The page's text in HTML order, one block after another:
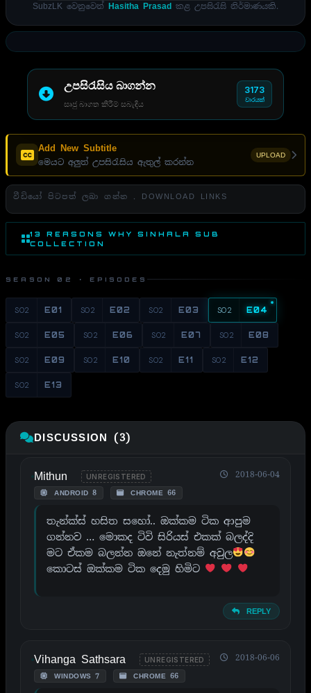
SubzLK වෙනුවෙන් Hasitha Prasad කළ උපසිරැසි නිර්මාණයකි.
උපසිරැසිය බාගන්න
සෘජු බාගත කිරීම් සබැඳිය
3173
වාරයක්
Add New Subtitle
මෙයට අලුත් උපසිරැසිය ඇතුල් කරන්න
UPLOAD
වීඩියෝ පිටපත් ලබා ගන්න . DOWNLOAD LINKS
13 REASONS WHY SINHALA SUB
COLLECTION
SEASON 02 · EPISODES
S02 E01 S02 E02 S02 E03 S02 E04
S02 E05 S02 E06 S02 E07 S02 E08
S02 E09 S02 E10 S02 E11 S02 E12
S02 E13
DISCUSSION (3)
Mithun UNREGISTERED
ANDROID 8 CHROME 66
2018-06-04
තැන්ක්ස් හසිත සහෝ.. ඔක්කම ටික ආපුම
ගන්නව … මොකද ටිවි සිරියස් එකක් බලද්දි
මට ඒකම බලන්න ඔනේ නැත්නම් අවුල
කොටස් ඔක්කම ටික දෙමු හිමිට
REPLY
Vihanga Sathsara UNREGISTERED
WINDOWS 7 CHROME 66
2018-06-06